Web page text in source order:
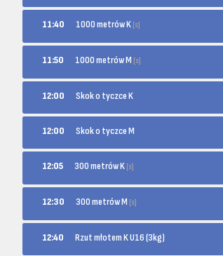
11:40 1000 metrów K [s]
11:50 1000 metrów M [s]
12:00 Skok o tyczce K
12:00 Skok o tyczce M
12:05 300 metrów K [s]
12:30 300 metrów M [s]
12:40 Rzut młotem K U16 (3kg)